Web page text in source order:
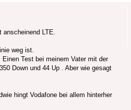
anscheinend LTE.
weg ist.
Test bei meinem Vater mit der
Down und 44 Up . Aber wie gesagt
hingt Vodafone bei allem hinterher